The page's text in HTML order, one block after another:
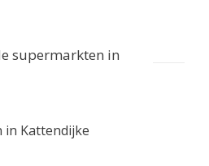
supermarkten in
in Kattendijke